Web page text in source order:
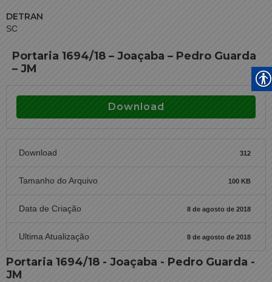
DETRAN
SC
Portaria 1694/18 – Joaçaba – Pedro Guarda
– JM
Download
Download 312
Tamanho do Arquivo 100 KB
Data de Criação 8 de agosto de 2018
Ultima Atualização 8 de agosto de 2018
Portaria 1694/18 - Joaçaba - Pedro Guarda -
JM